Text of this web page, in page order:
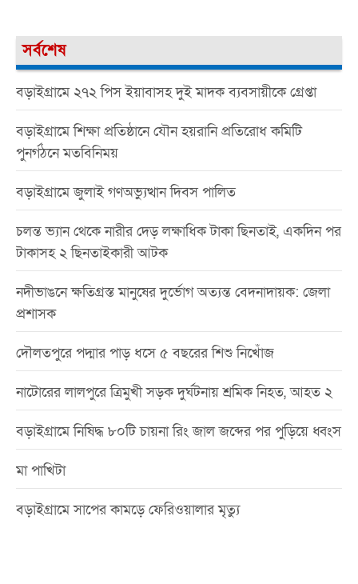
সর্বশেষ
বড়াইগ্রামে ২৭২ পিস ইয়াবাসহ দুই মাদক ব্যবসায়ীকে গ্রেপ্তা
বড়াইগ্রামে শিক্ষা প্রতিষ্ঠানে যৌন হয়রানি প্রতিরোধ কমিটি
পুনর্গঠনে মতবিনিময়
বড়াইগ্রামে জুলাই গণঅভ্যুত্থান দিবস পালিত
চলন্ত ভ্যান থেকে নারীর দেড় লক্ষাধিক টাকা ছিনতাই, একদিন পর
টাকাসহ ২ ছিনতাইকারী আটক
নদীভাঙনে ক্ষতিগ্রস্ত মানুষের দুর্ভোগ অত্যন্ত বেদনাদায়ক: জেলা
প্রশাসক
দৌলতপুরে পদ্মার পাড় ধসে ৫ বছরের শিশু নিখোঁজ
নাটোরের লালপুরে ত্রিমুখী সড়ক দুর্ঘটনায় শ্রমিক নিহত, আহত ২
বড়াইগ্রামে নিষিদ্ধ ৮০টি চায়না রিং জাল জব্দের পর পুড়িয়ে ধ্বংস
মা পাখিটা
বড়াইগ্রামে সাপের কামড়ে ফেরিওয়ালার মৃত্যু